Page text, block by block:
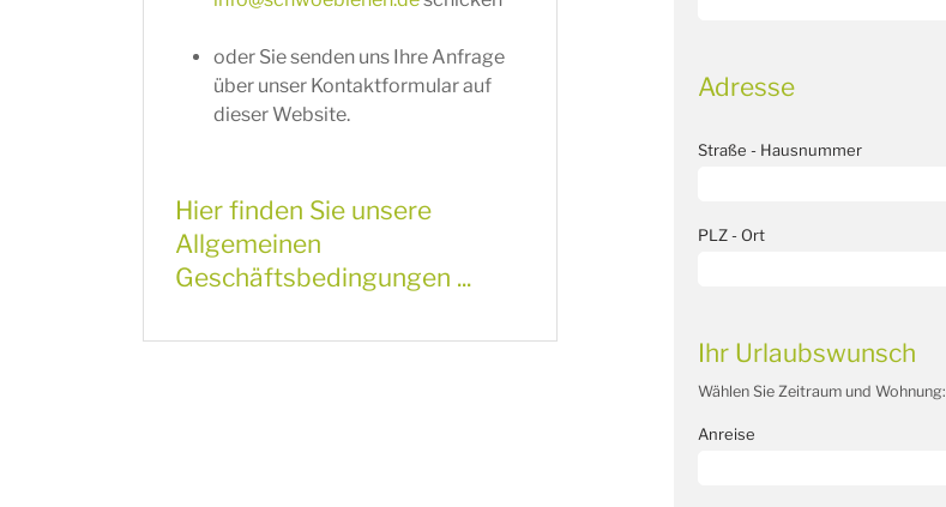
oder Sie senden uns Ihre Anfrage
über unser Kontaktformular auf
dieser Website.
Hier finden Sie unsere
Allgemeinen
Geschäftsbedingungen ...
Adresse
Straße - Hausnummer
PLZ - Ort
Ihr Urlaubswunsch
Wählen Sie Zeitraum und Wohnung:
Anreise